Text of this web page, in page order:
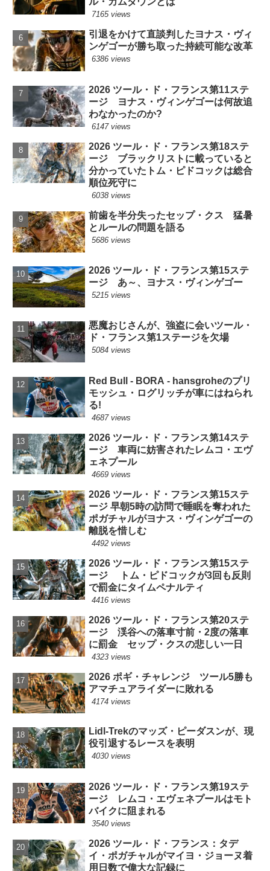
7165 views
引退をかけて直談判したヨナス・ヴィ
ンゲゴーが勝ち取った持続可能な改革
6386 views
2026 ツール・ド・フランス第11ステ
ージ ヨナス・ヴィンゲゴーは何故追
わなかったのか?
6147 views
2026 ツール・ド・フランス第18ステ
ージ ブラックリストに載っていると
分かっていたトム・ピドコックは総合
順位死守に
6038 views
前歯を半分失ったセップ・クス 猛暑
とルールの問題を語る
5686 views
2026 ツール・ド・フランス第15ステ
ージ あ～、ヨナス・ヴィンゲゴー
5215 views
悪魔おじさんが、強盗に会いツール・
ド・フランス第1ステージを欠場
5084 views
Red Bull - BORA - hansgroheのプリ
モッシュ・ログリッチが車にはねられ
る!
4687 views
2026 ツール・ド・フランス第14ステ
ージ 車両に妨害されたレムコ・エヴ
ェネプール
4669 views
2026 ツール・ド・フランス第15ステ
ージ 早朝5時の訪問で睡眠を奪われた
ポガチャルがヨナス・ヴィンゲゴーの
離脱を惜しむ
4492 views
2026 ツール・ド・フランス第15ステ
ージ トム・ピドコックが3回も反則
で罰金にタイムペナルティ
4416 views
2026 ツール・ド・フランス第20ステ
ージ 渓谷への落車寸前・2度の落車
に罰金 セップ・クスの悲しい一日
4323 views
2026 ポギ・チャレンジ ツール5勝も
アマチュアライダーに敗れる
4174 views
Lidl-Trekのマッズ・ピーダスンが、現
役引退するレースを表明
4030 views
2026 ツール・ド・フランス第19ステ
ージ レムコ・エヴェネプールはモト
バイクに阻まれる
3540 views
2026 ツール・ド・フランス：タデ
イ・ポガチャルがマイヨ・ジョーヌ着
用日数で偉大な記録に